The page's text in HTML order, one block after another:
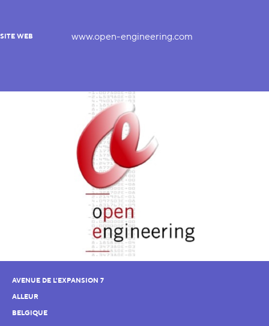
SITE WEB www.open-engineering.com
AVENUE DE L'EXPANSION 7
ALLEUR
BELGIQUE